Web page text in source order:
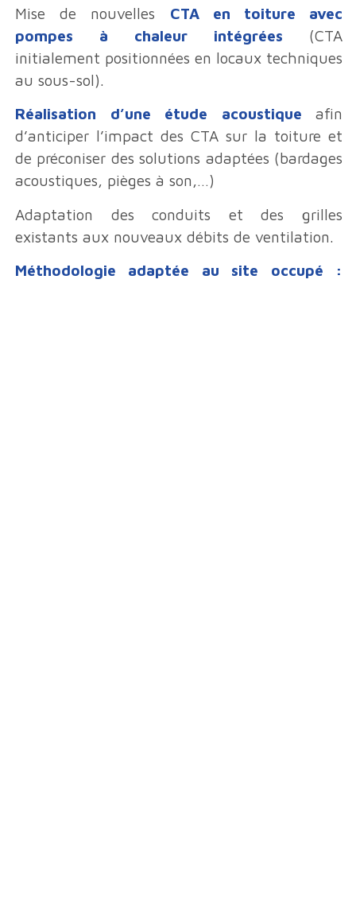
Mise de nouvelles CTA en toiture avec
pompes à chaleur intégrées (CTA
initialement positionnées en locaux techniques
au sous-sol).
Réalisation d’une étude acoustique afin
d’anticiper l’impact des CTA sur la toiture et
de préconiser des solutions adaptées (bardages
acoustiques, pièges à son,…)
Adaptation des conduits et des grilles
existants aux nouveaux débits de ventilation.
Méthodologie adaptée au site occupé :